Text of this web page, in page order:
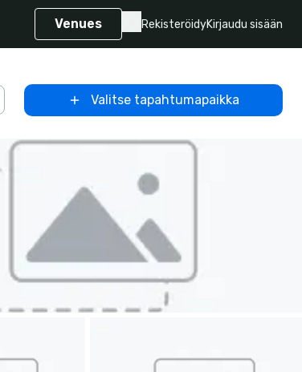
Venues RekisteröidyKirjaudu sisään
Valitse tapahtumapaikka